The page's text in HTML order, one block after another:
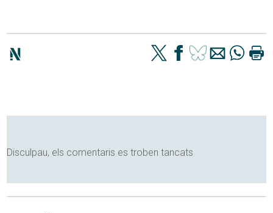
Disculpau, els comentaris es troben tancats